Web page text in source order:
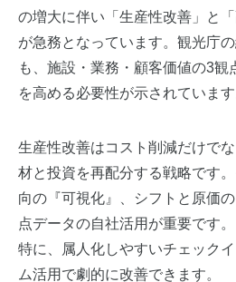
の増大に伴い「生産性改善」と
が急務となっています。観光庁
も、施設・業務・顧客価値の3観
を高める必要性が示されています
生産性改善はコスト削減だけで
材と投資を再配分する戦略です
向の『可視化』、シフトと原価
点データの自社活用が重要です。
特に、属人化しやすいチェック
ム活用で劇的に改善できます。